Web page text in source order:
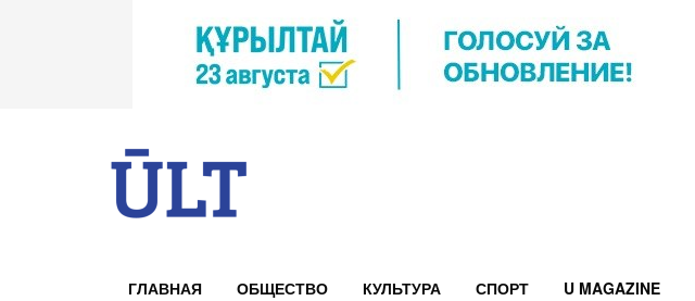
ГЛАВНАЯ ОБЩЕСТВО КУЛЬТУРА СПОРТ U MAGAZINE